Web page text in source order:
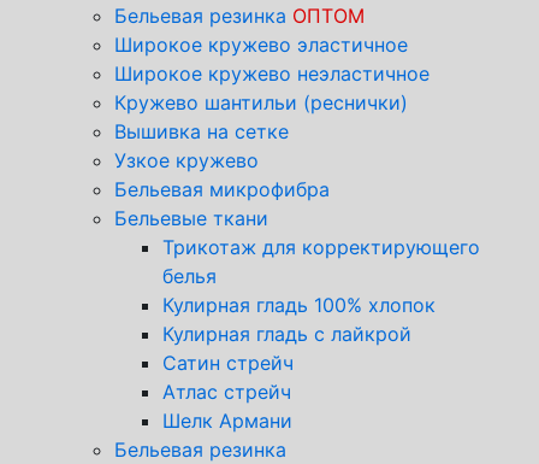
Бельевая резинка ОПТОМ
Широкое кружево эластичное
Широкое кружево неэластичное
Кружево шантильи (реснички)
Вышивка на сетке
Узкое кружево
Бельевая микрофибра
Бельевые ткани
Трикотаж для корректирующего
белья
Кулирная гладь 100% хлопок
Кулирная гладь с лайкрой
Сатин стрейч
Атлас стрейч
Шелк Армани
Бельевая резинка